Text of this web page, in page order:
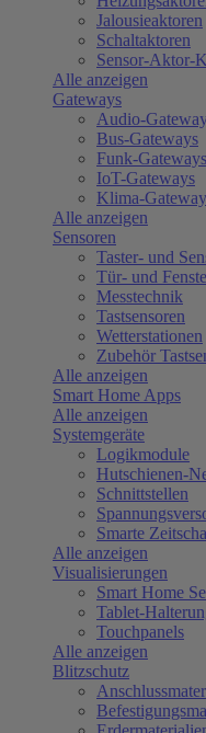
Jalousieaktoren
Schaltaktoren
Sensor-Aktor-
Alle anzeigen
Gateways
Audio-
Bus-Gateways
Funk-Gateways
IoT-Gateways
Klima-
Alle anzeigen
Sensoren
Taster- und
Tür- und
Messtechnik
Tastsensoren
Wetterstationen
Zubehör
Alle anzeigen
Smart Home Apps
Alle anzeigen
Systemgeräte
Logikmodule
Hutschienen-
Schnittstellen
Smarte
Alle anzeigen
Visualisierungen
Smart Home
Tablet-
Touchpanels
Alle anzeigen
Blitzschutz